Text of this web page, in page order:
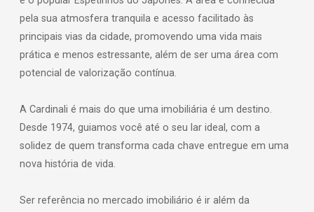
pela sua atmosfera tranquila e acesso facilitado às
principais vias da cidade, promovendo uma vida mais
prática e menos estressante, além de ser uma área com
potencial de valorização contínua.
A Cardinali é mais do que uma imobiliária é um destino.
Desde 1974, guiamos você até o seu lar ideal, com a
solidez de quem transforma cada chave entregue em uma
nova história de vida.
Ser referência no mercado imobiliário é ir além da